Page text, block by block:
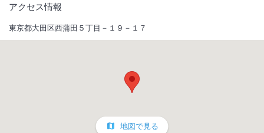
アクセス情報
東京都大田区西蒲田５丁目－１９－１７
地図で見る